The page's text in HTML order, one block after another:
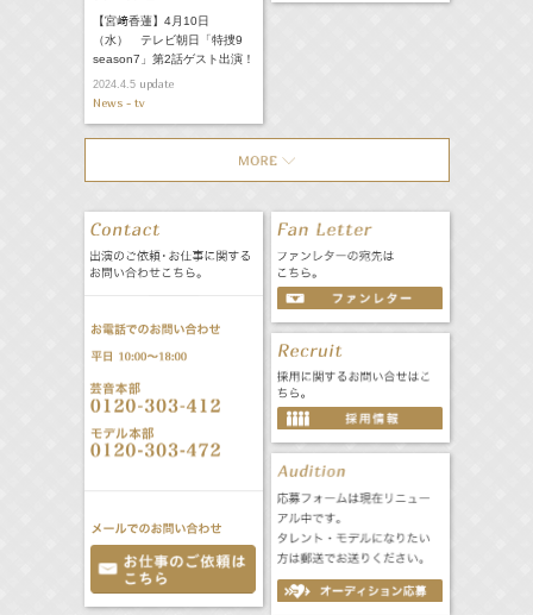
【宮﨑香蓮】4月10日
（水） テレビ朝日「特捜9
season7」第2話ゲスト出演！
2024.4.5update
News - tv